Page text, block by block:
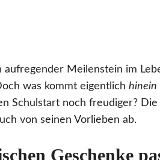
aufregender Meilenstein im
was kommt eigentlich hinein
Schulstart noch freudiger?
von seinen Vorlieben ab.
Geschenke